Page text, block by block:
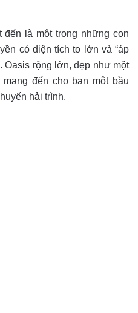
là một trong những con
có diện tích to lớn và “áp
Oasis rộng lớn, đẹp như một
đến cho bạn một bầu
hải trình.